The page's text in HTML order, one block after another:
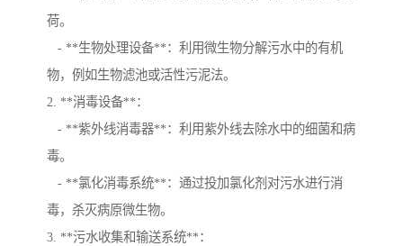
荷。
- **生物处理设备**：利用微生物分解污水中的有机
物，例如生物滤池或活性污泥法。
2. **消毒设备**：
- **紫外线消毒器**：利用紫外线去除水中的细菌和病
毒。
- **氯化消毒系统**：通过投加氯化剂对污水进行消
毒，杀灭病原微生物。
3. **污水收集和输送系统**：